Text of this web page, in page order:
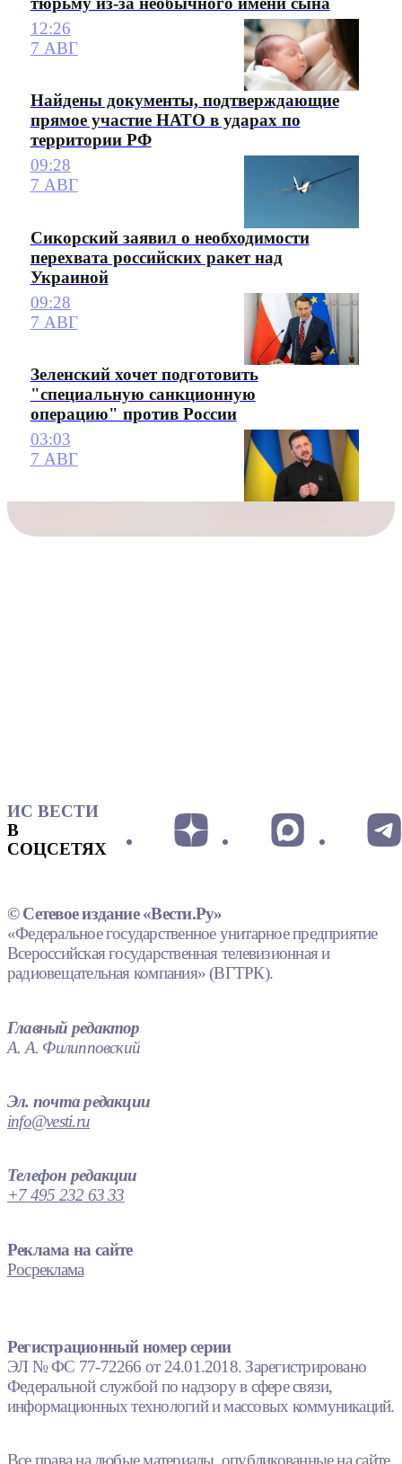
12:26
7 АВГ
Найдены документы, подтверждающие
прямое участие НАТО в ударах по
территории РФ
09:28
7 АВГ
Сикорский заявил о необходимости
перехвата российских ракет над
Украиной
09:28
7 АВГ
Зеленский хочет подготовить
"специальную санкционную
операцию" против России
03:03
7 АВГ
ИС ВЕСТИ
В
СОЦСЕТЯХ
© Сетевое издание «Вести.Ру»
«Федеральное государственное унитарное предприятие
Всероссийская государственная телевизионная и
радиовещательная компания» (ВГТРК).
Главный редактор
А. А. Филипповский
Эл. почта редакции
info@vesti.ru
Телефон редакции
+7 495 232 63 33
Реклама на сайте
Росреклама
Регистрационный номер серии
ЭЛ № ФС 77-72266 от 24.01.2018. Зарегистрировано
Федеральной службой по надзору в сфере связи,
информационных технологий и массовых коммуникаций.
Все права на любые материалы, опубликованные на сайте,